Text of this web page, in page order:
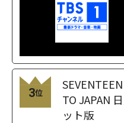
3位
TO JAPAN
ット版